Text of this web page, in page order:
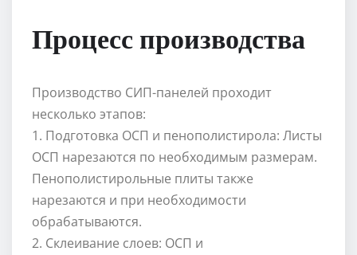
Процесс производства
Производство СИП-панелей проходит
несколько этапов:
1. Подготовка ОСП и пенополистирола: Листы
ОСП нарезаются по необходимым размерам.
Пенополистирольные плиты также
нарезаются и при необходимости
обрабатываются.
2. Склеивание слоев: ОСП и